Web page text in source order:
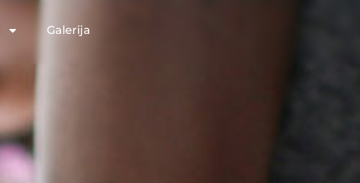
Galerija